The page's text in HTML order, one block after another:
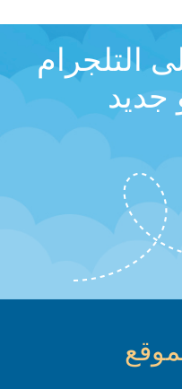
التلجرام
جديد